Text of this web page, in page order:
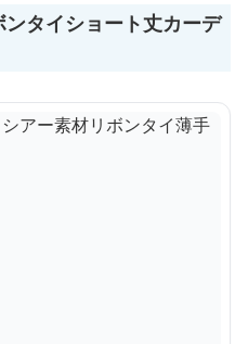
タイショート丈カーデ